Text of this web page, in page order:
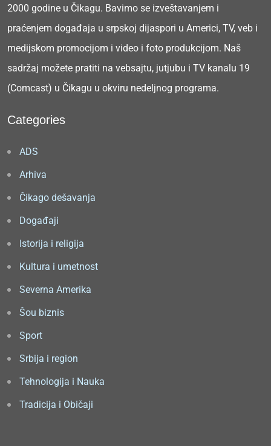
2000 godine u Čikagu. Bavimo se izveštavanjem i
praćenjem događaja u srpskoj dijaspori u Americi, TV, veb i
medijskom promocijom i video i foto produkcijom. Naš
sadržaj možete pratiti na vebsajtu, jutjubu i TV kanalu 19
(Comcast) u Čikagu u okviru nedeljnog programa.
Categories
ADS
Arhiva
Čikago dešavanja
Događaji
Istorija i religija
Kultura i umetnost
Severna Amerika
Šou biznis
Sport
Srbija i region
Tehnologija i Nauka
Tradicija i Običaji